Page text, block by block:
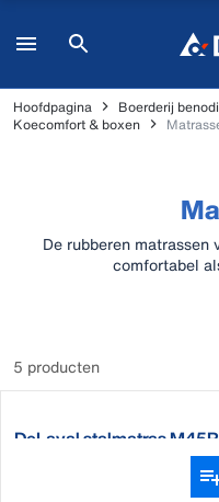
Hoofdpagina Boerderij
Koecomfort & boxen
De rubberen matrassen
comfortabel
5 producten
DeLaval stalmatras M45R